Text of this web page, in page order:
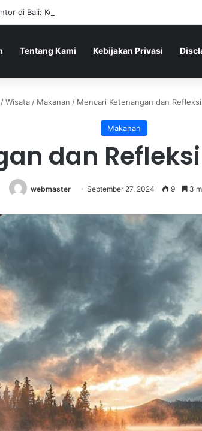
di Bali: Kenapa Shooting Range Mulai Sering Dipilih
Tentang Kami Kebijakan Privasi
/Wisata / Makanan / Mencari Ketenangan dan
Makanan
dan
webmaster September 27, 2024 9 3